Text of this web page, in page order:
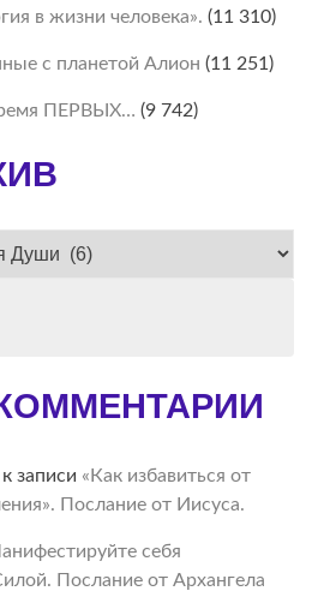
в жизни человека». (11 310)
с планетой Алион (11 251)
ПЕРВЫХ… (9 742)
к записи «Как избавиться от
Послание от Иисуса.
себя
Послание от Архангела